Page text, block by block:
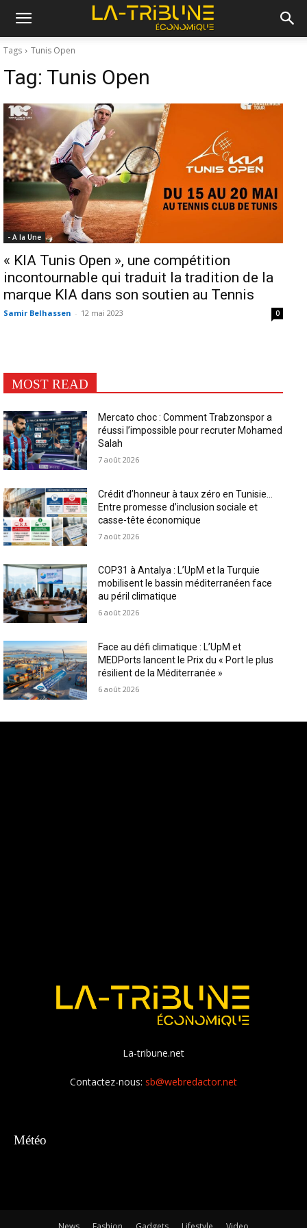
Tags Tunis Open
Tag: Tunis Open
- A la Une
« KIA Tunis Open », une compétition
incontournable qui traduit la tradition de la
marque KIA dans son soutien au Tennis
Samir Belhassen - 12 mai 2023 0
MOST READ
Mercato choc : Comment Trabzonspor a
réussi l’impossible pour recruter Mohamed
Salah
7 août 2026
Crédit d’honneur à taux zéro en Tunisie…
Entre promesse d’inclusion sociale et
casse-tête économique
7 août 2026
COP31 à Antalya : L’UpM et la Turquie
mobilisent le bassin méditerranéen face
au péril climatique
6 août 2026
Face au défi climatique : L’UpM et
MEDPorts lancent le Prix du « Port le plus
résilient de la Méditerranée »
6 août 2026
La-tribune.net
Contactez-nous: sb@webredactor.net
Météo